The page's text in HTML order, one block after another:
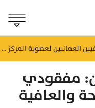
منذ ١٣ ساعة اختيار رئيس جمعية الصحفيين العمانيين لعضوية المركز الدولي لمكافحة التضليل (ICCMD)
مفقودي
والعافية